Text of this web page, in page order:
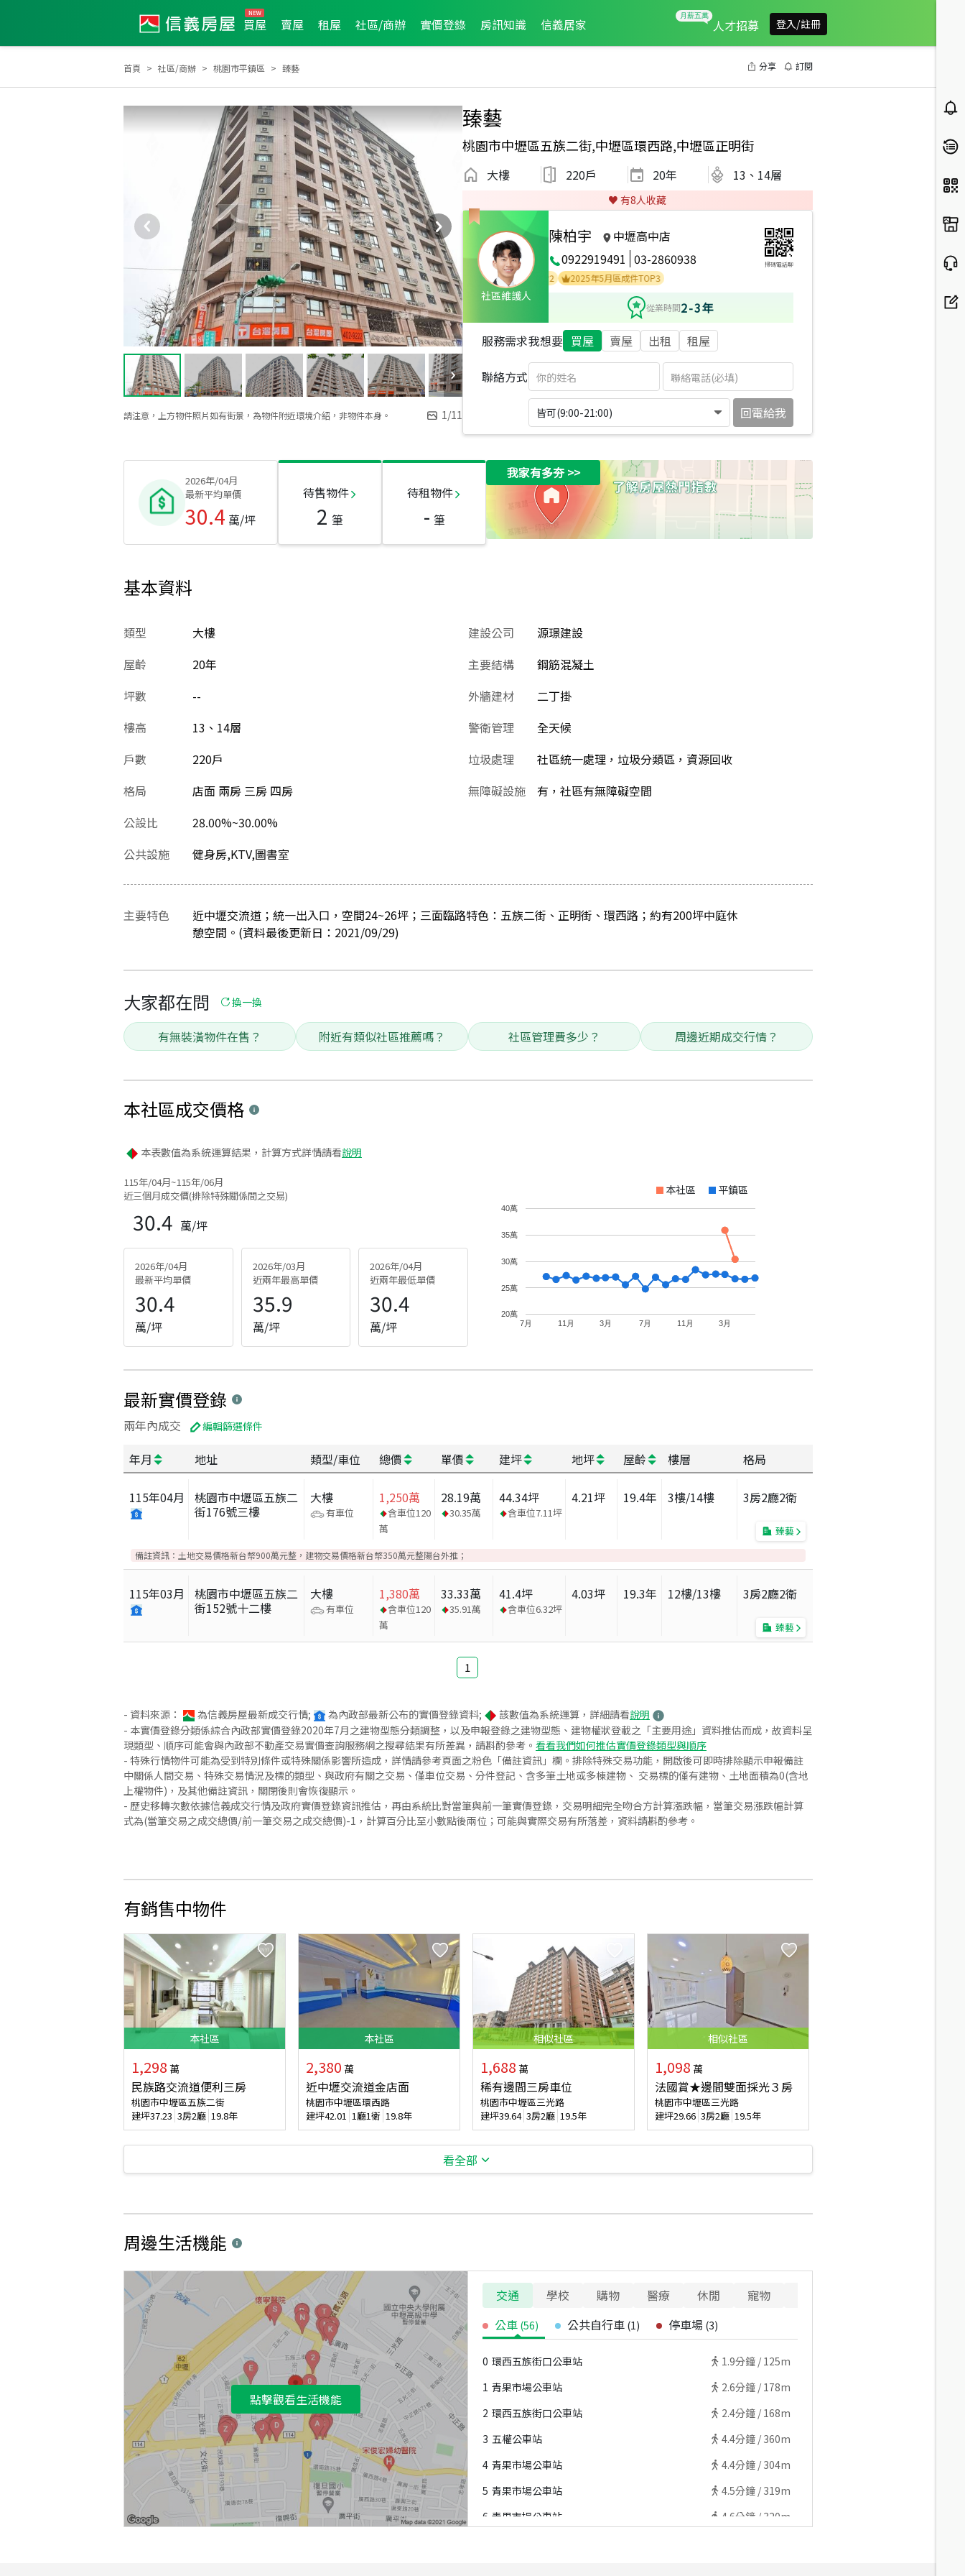
買屋 賣屋 租屋 社區/商辦 實價登錄 房訊知識 信義居家 人才招募 登入/註冊
首頁 社區/商辦 桃園市平鎮區 臻藝 分享 訂閱
請注意，上方物件照片如有街景，為物件附近環境介紹，非物件本身。 1/11
臻藝
桃園市中壢區五族二街,中壢區環西路,中壢區正明街
大樓 220戶 20年 13、14層
♥️ 有8人收藏
社區維護人
陳柏宇
中壢高中店
0922919491 03-2860938 掃碼電話聊
2025年度區成件TOP2 2025年1月區業績TOP3 2026年7月區成件TOP2 2025年7月區成件TOP2 2025年5月區成件TOP3
從業時間2-3年
服務需求我想要 買屋 賣屋 出租 租屋
聯絡方式
皆可(9:00-21:00) 回電給我
2026年/04月
最新平均單價
30.4 萬/坪
待售物件
2 筆
待租物件
- 筆
我家有多夯>>
基本資料
類型
大樓
屋齡
20年
坪數
--
樓高
13、14層
戶數
220戶
格局
店面 兩房 三房 四房
公設比
28.00%~30.00%
建設公司
源璟建設
主要結構
鋼筋混凝土
外牆建材
二丁掛
警衛管理
全天候
垃圾處理
社區統一處理，垃圾分類區，資源回收
無障礙設施
有，社區有無障礙空間
公共設施 健身房,KTV,圖書室
主要特色
近中壢交流道；統一出入口，空間24~26坪；三面臨路特色：五族二街、正明街、環西路；約有200坪中庭休
憩空間。(資料最後更新日：2021/09/29)
大家都在問 換一換
有無裝潢物件在售？ 附近有類似社區推薦嗎？ 社區管理費多少？ 周邊近期成交行情？
本社區成交價格
本表數值為系統運算結果，計算方式詳情請看說明
115年/04月~115年/06月
近三個月成交價(排除特殊關係間之交易)
30.4 萬/坪
2026年/04月
最新平均單價
30.4
萬/坪
2026年/03月
近兩年最高單價
35.9
萬/坪
2026年/04月
近兩年最低單價
30.4
萬/坪
本社區 平鎮區
7月 11月 3月 7月 11月 3月
20萬
25萬
30萬
35萬
40萬
最新實價登錄
兩年內成交 編輯篩選條件
年月 地址 類型/車位 總價 單價 建坪 地坪 屋齡 樓層 格局
115年04月
桃園市中壢區五族二
街176號三樓
大樓
有車位
1,250萬
含車位120
萬
28.19萬
30.35萬
44.34坪
含車位7.11坪
4.21坪 19.4年 3樓/14樓 3房2廳2衛
臻藝
備註資訊： 土地交易價格新台幣900萬元整，建物交易價格新台幣350萬元整陽台外推；
115年03月
桃園市中壢區五族二
街152號十二樓
大樓
有車位
1,380萬
含車位120
萬
33.33萬
35.91萬
41.4坪
含車位6.32坪
4.03坪 19.3年 12樓/13樓 3房2廳2衛
臻藝
1
- 資料來源： 為信義房屋最新成交行情; 為內政部最新公布的實價登錄資料; 該數值為系統運算，詳細請看說明
- 本實價登錄分類係綜合內政部實價登錄2020年7月之建物型態分類調整，以及申報登錄之建物型態、建物權狀登載之「主要用途」資料推估而成，故資料呈
現類型、順序可能會與內政部不動產交易實價查詢服務網之搜尋結果有所差異，請斟酌參考。 看看我們如何推估實價登錄類型與順序
- 特殊行情物件可能為受到特別條件或特殊關係影響所造成，詳情請參考頁面之粉色「備註資訊」欄。排除特殊交易功能，開啟後可即時排除顯示申報備註
中關係人間交易、特殊交易情況及標的類型、與政府有關之交易、僅車位交易、分件登記、含多筆土地或多棟建物、 交易標的僅有建物、土地面積為0(含地
上權物件)，及其他備註資訊，關閉後則會恢復顯示。
- 歷史移轉次數依據信義成交行情及政府實價登錄資訊推估，再由系統比對當筆與前一筆實價登錄，交易明細完全吻合方計算漲跌幅，當筆交易漲跌幅計算
式為(當筆交易之成交總價/前一筆交易之成交總價)-1，計算百分比至小數點後兩位；可能與實際交易有所落差，資料請斟酌參考。
有銷售中物件
本社區
1,298 萬
民族路交流道便利三房
桃園市中壢區五族二街
建坪37.23 3房2廳 19.8年
本社區
2,380 萬
近中壢交流道金店面
桃園市中壢區環西路
建坪42.01 1廳1衛 19.8年
相似社區
1,688 萬
稀有邊間三房車位
桃園市中壢區三光路
建坪39.64 3房2廳 19.5年
相似社區
1,098 萬
法國賞★邊間雙面採光３房
桃園市中壢區三光路
建坪29.66 3房2廳 19.5年
看全部
周邊生活機能
點擊觀看生活機能
交通 學校 購物 醫療 休閒 寵物
公車 (56) 公共自行車 (1) 停車場 (3)
0 環西五族街口公車站 1.9分鐘 / 125m
1 青果市場公車站 2.6分鐘 / 178m
2 環西五族街口公車站 2.4分鐘 / 168m
3 五權公車站 4.4分鐘 / 360m
4 青果市場公車站 4.4分鐘 / 304m
5 青果市場公車站 4.5分鐘 / 319m
6 青果市場公車站 4.6分鐘 / 320m